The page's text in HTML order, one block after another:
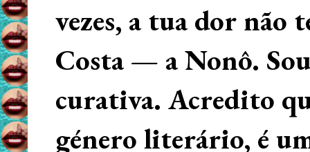
vezes, a tua dor não
Costa — a Nonô.
curativa. Acredito
género literário, é